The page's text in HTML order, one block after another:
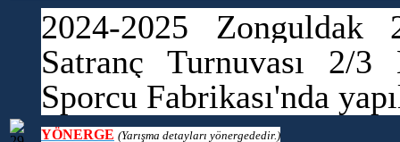
2024-2025 Zonguldak
Satranç Turnuvası 2/
Sporcu Fabrikası'nda
YÖNERGE (Yarışma detayları yönergededir.)